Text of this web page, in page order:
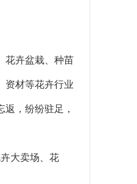
花卉盆栽、种苗
资材等花卉行业
，纷纷驻足，
大卖场、花